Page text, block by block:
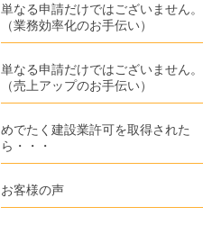
単なる申請だけではございません。
（業務効率化のお手伝い）
単なる申請だけではございません。
（売上アップのお手伝い）
めでたく建設業許可を取得された
ら・・・
お客様の声